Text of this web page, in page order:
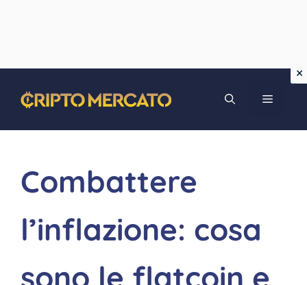
contenuto
MENU
Combattere
l’inflazione: cosa
sono le flatcoin e